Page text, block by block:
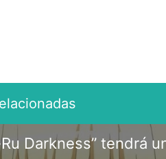
Darkness” tendrá